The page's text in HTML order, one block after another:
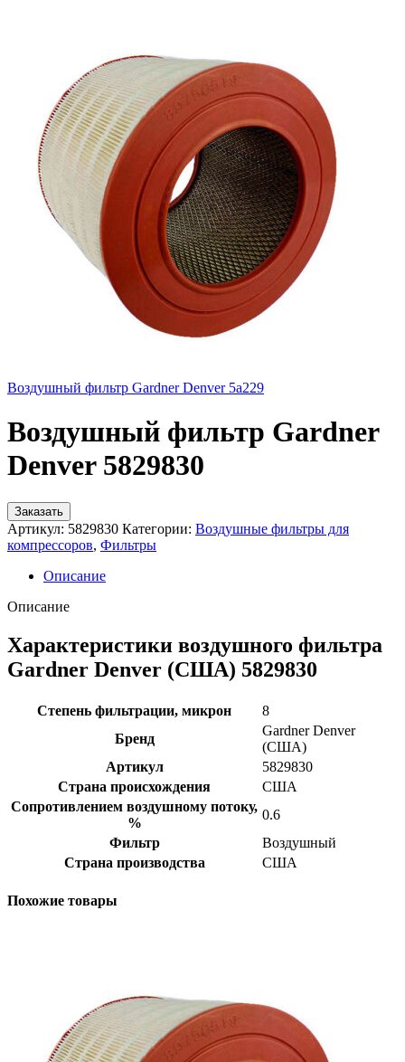
Воздушный фильтр Gardner Denver 5a229
Воздушный фильтр Gardner
Denver 5829830
Заказать
Артикул: 5829830 Категории: Воздушные фильтры для
компрессоров, Фильтры
Описание
Описание
Характеристики воздушного фильтра
Gardner Denver (США) 5829830
Степень фильтрации, микрон
8
Бренд
Gardner Denver
(США)
Артикул
5829830
Страна происхождения
США
Сопротивлением воздушному потоку,
%
0.6
Фильтр
Воздушный
Страна производства
США
Похожие товары